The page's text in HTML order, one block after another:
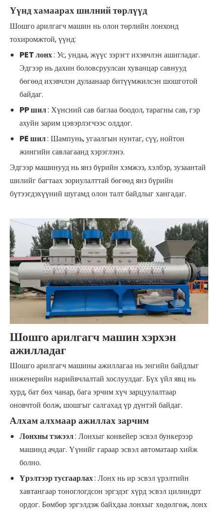
Үүнд хамаарах шилний төрлүүд
Шошго арилгагч машин нь олон төрлийн лонхонд
тохиромжтой, үүнд:
PET лонх: Ус, ундаа, жүүс зэрэгт ихэвчлэн ашигладаг.
Эдгээр нь дахин боловсруулсан хуванцар савнууд
бөгөөд ихэвчлэн дулаанаар битүүмжилсэн шошготой
байдаг.
PP шил: Хүнсний сав баглаа боодол, тарагны сав, гэр
ахуйн зарим цэвэрлэгчээс олддог.
PE шил: Шампунь, угаалгын нунтаг, сүү, нойтон
жингийн савлагаанд хэрэглэнэ.
Эдгээр машинууд нь янз бүрийн хэмжээ, хэлбэр, зузаантай
шилийг багтаах зориулалттай бөгөөд янз бүрийн
бүтээгдэхүүний шугамд олон талт байдлыг хангадаг.
Шошго арилгагч машин хэрхэн
ажилладаг
Шошго арилгагч машины ажиллагаа нь энгийн байдлыг
инженерийн нарийвчлалтай хослуулдаг. Бүх үйл явц нь
хурд, бат бөх чанар, бага эрчим хүч зарцуулалтаар
оновчтой болж, шошгыг салгахад үр дүнтэй байдаг.
Алхам алхмаар ажиллах зарчим
Лонхны тэжээл: Лонхыг конвейер эсвэл бункерээр
машинд ачдаг. Үүнийг гараар эсвэл автоматаар хийж
болно.
Үрэлтээр тусгаарлах: Лонх нь ир эсвэл үрэлтийн
хавтангаар тоноглогдсон эргэдэг хүрд эсвэл цилиндрт
ордог. Бөмбөр эргэлдэж байхдаа лонхыг хөдөлгөж, лонх